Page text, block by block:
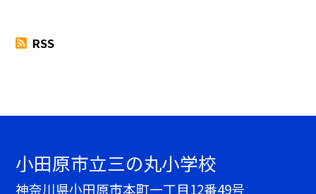
RSS
小田原市立三の丸小学校
神奈川県小田原市本町一丁目12番49号